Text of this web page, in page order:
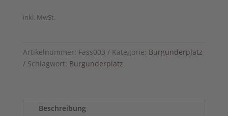
inkl. MwSt.
Artikelnummer: Fass003 Kategorie: Burgunderplatz
Schlagwort: Burgunderplatz
Beschreibung